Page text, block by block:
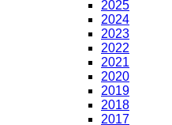
2025
2024
2023
2022
2021
2020
2019
2018
2017